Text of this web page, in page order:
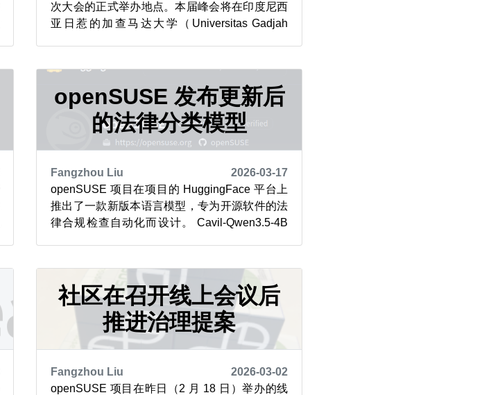
次大会的正式举办地点。本届峰会将在印度尼西
亚日惹的加查马达大学（Universitas Gadjah
Center，TILC）举办。这是一座现代化设施，旨
在...
openSUSE 发布更新后
的法律分类模型
Fangzhou Liu
2026-03-17
openSUSE 项目在项目的 HuggingFace 平台上
推出了一款新版本语言模型，专为开源软件的法
律合规检查自动化而设计。 Cavil-Qwen3.5-4B
力。此次更新凸显了社区驱动型开源人工智能日
益重要的作用。 该模型是基于阿里巴巴 Qw...
社区在召开线上会议后
推进治理提案
Fangzhou Liu
2026-03-02
openSUSE 项目在昨日（2 月 18 日）举办的线